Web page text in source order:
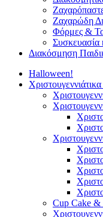
Ζαχαρώδη
Φόρμες &
Συσκευασία
Διακόσμηση
Halloween!
Cup Cake &